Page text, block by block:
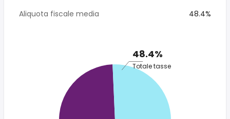
Aliquota fiscale media
48.4%
48.4%
Totale tasse